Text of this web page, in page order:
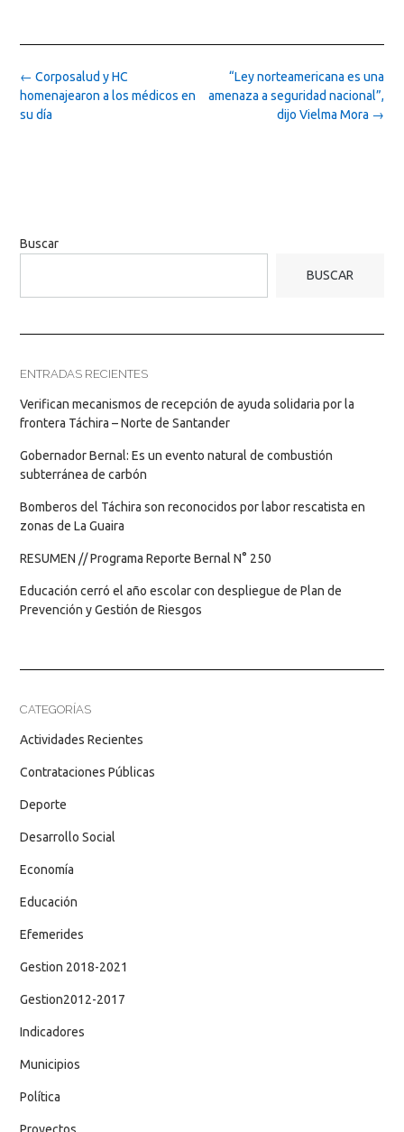
Post
navigation
“Ley norteamericana es una
amenaza a seguridad nacional”,
dijo Vielma Mora →
← Corposalud y HC
homenajearon a los médicos en
su día
Buscar
BUSCAR
ENTRADAS RECIENTES
Verifican mecanismos de recepción de ayuda solidaria por la
frontera Táchira – Norte de Santander
Gobernador Bernal: Es un evento natural de combustión
subterránea de carbón
Bomberos del Táchira son reconocidos por labor rescatista en
zonas de La Guaira
RESUMEN // Programa Reporte Bernal N° 250
Educación cerró el año escolar con despliegue de Plan de
Prevención y Gestión de Riesgos
CATEGORÍAS
Actividades Recientes
Contrataciones Públicas
Deporte
Desarrollo Social
Economía
Educación
Efemerides
Gestion 2018-2021
Gestion2012-2017
Indicadores
Municipios
Política